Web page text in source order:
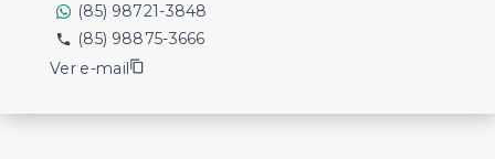
(85) 98721-3848
(85) 98875-3666
Ver e-mail